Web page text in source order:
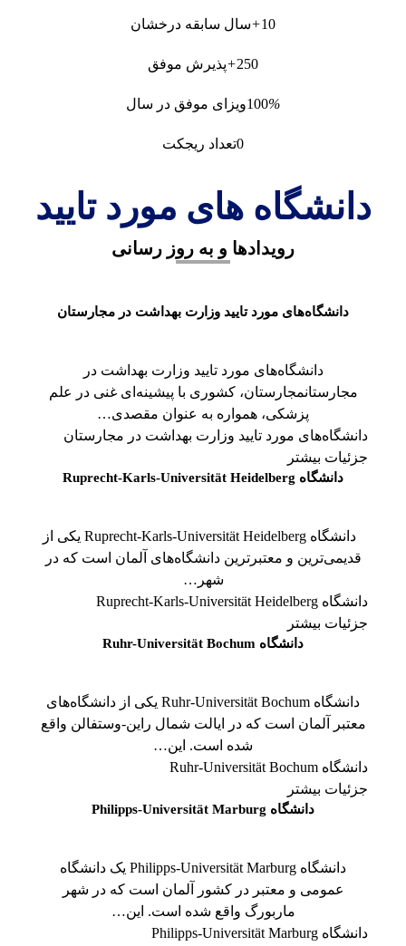
10
+سال سابقه درخشان
250
+پذیرش موفق
100% ویزای موفق در سال
0تعداد ریجکت
دانشگاه های مورد تایید
رویدادها و به روز رسانی
دانشگاه‌های مورد تایید وزارت بهداشت در مجارستان
دانشگاه‌های مورد تایید وزارت بهداشت در
مجارستانمجارستان، کشوری با پیشینه‌ای غنی در علم
پزشکی، همواره به عنوان مقصدی…
دانشگاه‌های مورد تایید وزارت بهداشت در مجارستان
جزئیات بیشتر
دانشگاه Ruprecht-Karls-Universität Heidelberg
دانشگاه Ruprecht-Karls-Universität Heidelberg یکی از
قدیمی‌ترین و معتبرترین دانشگاه‌های آلمان است که در
شهر…
دانشگاه Ruprecht-Karls-Universität Heidelberg
جزئیات بیشتر
دانشگاه Ruhr-Universität Bochum
دانشگاه Ruhr-Universität Bochum یکی از دانشگاه‌های
معتبر آلمان است که در ایالت شمال راین-وستفالن واقع
شده است. این…
دانشگاه Ruhr-Universität Bochum
جزئیات بیشتر
دانشگاه Philipps-Universität Marburg
دانشگاه Philipps-Universität Marburg یک دانشگاه
عمومی و معتبر در کشور آلمان است که در شهر
ماربورگ واقع شده است. این…
دانشگاه Philipps-Universität Marburg